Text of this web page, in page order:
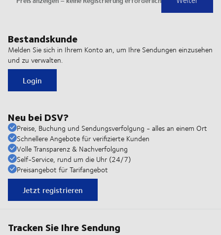
Bestandskunde
Melden Sie sich in Ihrem Konto an, um Ihre Sendungen einzusehen
und zu verwalten.
Login
Neu bei DSV?
Preise, Buchung und Sendungsverfolgung - alles an einem Ort
Schnellere Angebote für verifizierte Kunden
Volle Transparenz & Nachverfolgung
Self-Service, rund um die Uhr (24/7)
Preisangebot für Tarifangebot
Jetzt registrieren
Tracken Sie Ihre Sendung